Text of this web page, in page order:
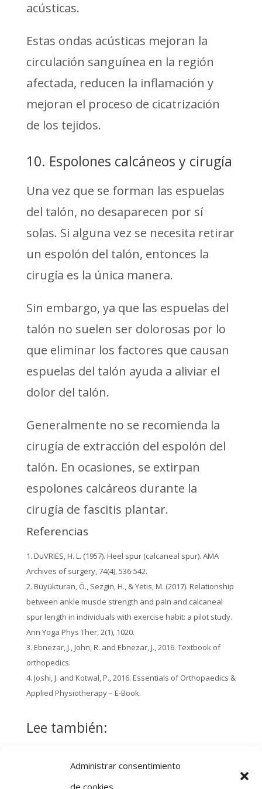
Administrar consentimiento
de cookies
acústicas.
Estas ondas acústicas mejoran la
circulación sanguínea en la región
afectada, reducen la inflamación y
mejoran el proceso de cicatrización
de los tejidos.
10. Espolones calcáneos y cirugía
Una vez que se forman las espuelas
del talón, no desaparecen por sí
solas. Si alguna vez se necesita retirar
un espolón del talón, entonces la
cirugía es la única manera.
Sin embargo, ya que las espuelas del
talón no suelen ser dolorosas por lo
que eliminar los factores que causan
espuelas del talón ayuda a aliviar el
dolor del talón.
Generalmente no se recomienda la
cirugía de extracción del espolón del
talón. En ocasiones, se extirpan
espolones calcáreos durante la
cirugía de fascitis plantar.
Referencias
DuVRIES, H. L. (1957). Heel spur (calcaneal spur). AMA
Archives of surgery, 74(4), 536-542.
Büyükturan, Ö., Sezgin, H., & Yetis, M. (2017). Relationship
between ankle muscle strength and pain and calcaneal
spur length in individuals with exercise habit: a pilot study.
Ann Yoga Phys Ther, 2(1), 1020.
Ebnezar, J., John, R. and Ebnezar, J., 2016. Textbook of
orthopedics.
Joshi, J. and Kotwal, P., 2016. Essentials of Orthopaedics &
Applied Physiotherapy – E-Book.
Lee también:
Fisioterapia
Terapia de